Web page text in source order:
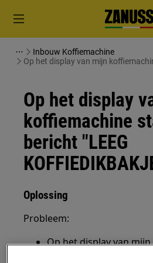
Inbouw Koffiemachine
Op het display van mijn
Op het display
koffiemachine
bericht "LEEG
Oplossing
Probleem:
Op het display van
staat het bericht "LEEG